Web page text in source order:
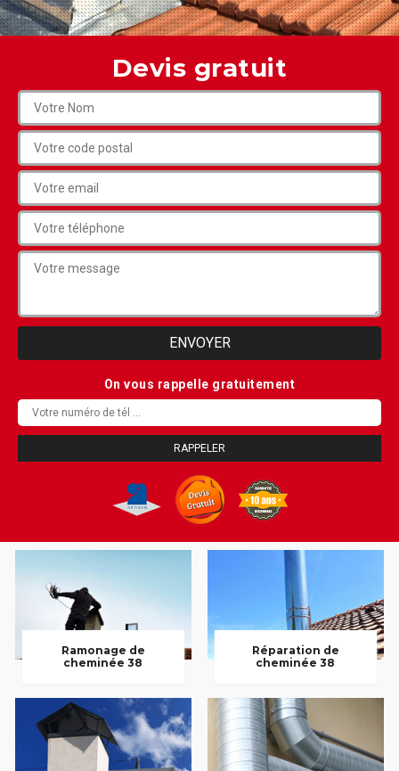
Devis gratuit
On vous rappelle gratuitement
Ramonage de
cheminée 38
Réparation de
cheminée 38